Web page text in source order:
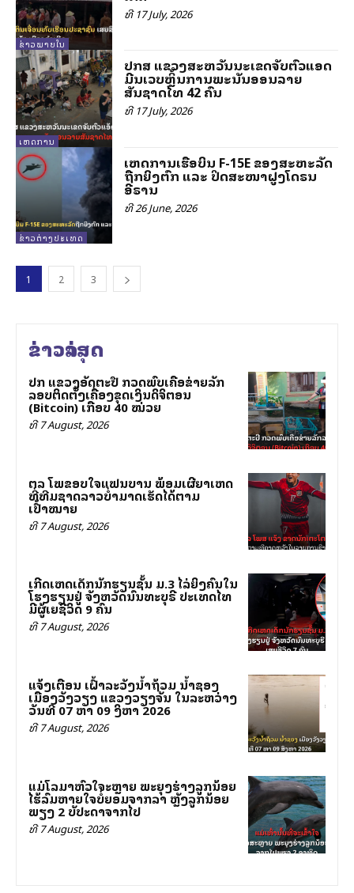
ຂ່າວພາຍໃນ
ທີ 17 July, 2026
ເຫດການ
ປກສ ແຂວງສະຫວັນນະເຂດຈັບຕົວແອັດ
ມີນເວບຫຼິ້ນການພະນັນອອນລາຍ
ສັນຊາດໄທ 42 ຄົນ
ທີ 17 July, 2026
ຂ່າວຕ່າງປະເທດ
ເຫດການເຮືອບິນ F-15E ຂອງສະຫະລັດ
ຖືກຍິງຕົກ ແລະ ປິດສະໜາຝູງໂດຣນ
ອີຣານ
ທີ 26 June, 2026
1 2 3
ຂ່າວລ່າສຸດ
ປກສ ແຂວງອັດຕະປື ກວດພົບເຄືອຂ່າຍລັກ
ລອບຕິດຕັ້ງເຄື່ອງຂຸດເງິນດິຈິຕອນ
(Bitcoin) ເກືອບ 40 ໝ່ວຍ
ທີ 7 August, 2026
ສຕລ ໂພສຂອບໃຈແຟນບານ ພ້ອມເຜີຍສາເຫດ
ທີ່ທີມຊາດລາວບໍ່ສາມາດເຮັດໄດ້ຕາມ
ເປົ້າໝາຍ
ທີ 7 August, 2026
ເກີດເຫດເດັກນັກຮຽນຊັ້ນ ມ.3 ໄລ່ຍິງຄົນໃນ
ໂຮງຮຽນຢູ່ ຈັງຫວັດນົນທະບຸຣີ ປະເທດໄທ
ມີຜູ້ເສຍຊີວິດ 9 ຄົນ
ທີ 7 August, 2026
ແຈ້ງເຕືອນ ເຝົ້າລະວັງນ້ຳຖ້ວມ ນ້ຳຊອງ
ເມືອງວັງວຽງ ແຂວງວຽງຈັນ ໃນລະຫວ່າງ
ວັນທີ 07 ຫາ 09 ສິງຫາ 2026
ທີ 7 August, 2026
ແມ່ໂລມາຫົວໃຈສະຫຼາຍ ພະຍຸງຮ່າງລູກນ້ອຍ
ໄຮ້ລົມຫາຍໃຈບໍ່ຍອມຈາກລາ ຫຼັງລູກນ້ອຍ
ພຽງ 2 ສັບປະດາຈາກໄປ
ທີ 7 August, 2026